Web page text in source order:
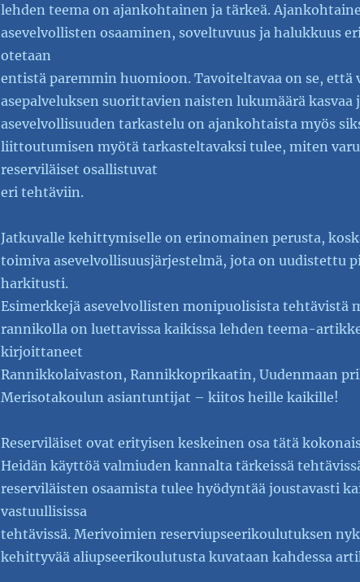
lehden teema on ajankohtainen ja tärkeä.
asevelvollisten osaaminen, soveltuvuus ja halukkuus
otetaan
entistä paremmin huomioon. Tavoiteltavaa on se, että
asepalveluksen suorittavien naisten lukumäärä kasvaa
asevelvollisuuden tarkastelu on ajankohtaista myös
liittoutumisen myötä tarkasteltavaksi tulee, miten
reserviläiset osallistuvat
eri tehtäviin.
Jatkuvalle kehittymiselle on erinomainen perusta,
toimiva asevelvollisuusjärjestelmä, jota on uudistettu
harkitusti.
Esimerkkejä asevelvollisten monipuolisista tehtävistä
rannikolla on luettavissa kaikissa lehden teema-
kirjoittaneet
Rannikkolaivaston, Rannikkoprikaatin, Uudenmaan
Merisotakoulun asiantuntijat – kiitos heille kaikille!
Reserviläiset ovat erityisen keskeinen osa tätä
Heidän käyttöä valmiuden kannalta tärkeissä
reserviläisten osaamista tulee hyödyntää joustavasti
vastuullisissa
tehtävissä. Merivoimien reserviupseerikoulutuksen
kehittyvää aliupseerikoulutusta kuvataan kahdessa